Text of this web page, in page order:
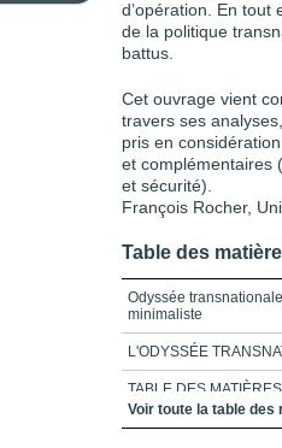
d’opération. En tout
de la politique
battus.
Cet ouvrage vient
travers ses
pris en
et complémentaires
et sécurité).
François Rocher,
Table des
Odyssée
minimaliste
L'ODYSSÉE
TABLE DES MATIÈRES
ACRONYMES
Voir toute la table des